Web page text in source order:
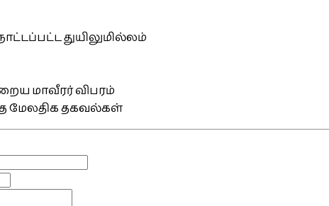
துயிலுமில்லம்
மாவீரர் விபரம்
மேலதிக தகவல்கள்